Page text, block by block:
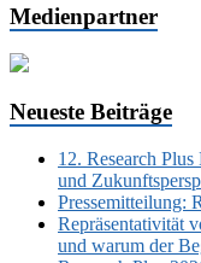
Medienpartner
Neueste Beiträge
12. Research
und
Pressemitteilung:
Repräsentativität
und warum der